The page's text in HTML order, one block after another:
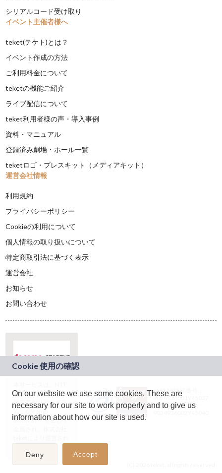
シリアルコード受け取り
イベント主催者様へ
teket(テケト)とは？
イベント作成の方法
ご利用料金について
teketの機能ご紹介
ライブ配信について
teket利用者様の声・導入事例
資料・マニュアル
登録済み劇場・ホール一覧
teketロゴ・プレスキット（メディアキット）
運営会社情報
利用規約
プライバシーポリシー
Cookieの利用について
個人情報の取り扱いについて
特定商取引法に基づく表示
運営会社
お知らせ
お問い合わせ
ドコモグループの新
規事業創出プログラ
ム「docomo
STARTUP」を通じて
JASRAC許諾番号：
9024936001Y45037
JASRAC許諾番号：
On our website we use some cookies. These are
necessary for our site to work properly and to give us
information about how our site is used.
Deny Accept